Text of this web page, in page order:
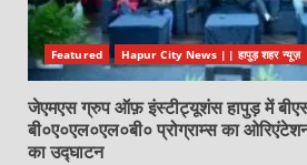
Featured Hapur City News || हापुड़ शहर न्यूज़
जेएमएस ग्रुप ऑफ़ इंस्टीट्यूशंस हापुड़ में
बी०ए०एल०एल०बी० प्रोग्राम्स का
का उद्घाटन